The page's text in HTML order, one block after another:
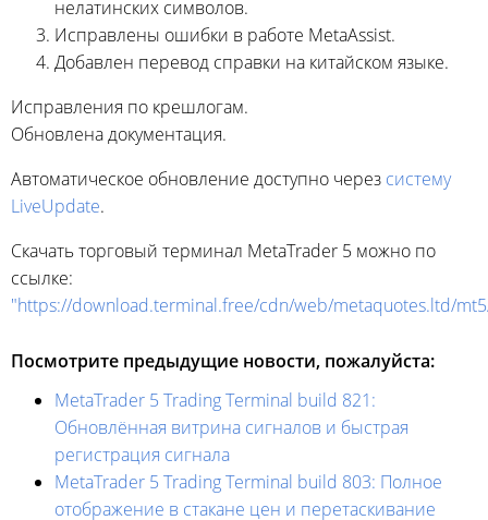
нелатинских символов.
Исправлены ошибки в работе MetaAssist.
Добавлен перевод справки на китайском языке.
Исправления по крешлогам.
Обновлена документация.
Автоматическое обновление доступно через систему
LiveUpdate.
Скачать торговый терминал MetaTrader 5 можно по
ссылке:
"https://download.terminal.free/cdn/web/metaquotes.ltd/
Посмотрите предыдущие новости, пожалуйста:
MetaTrader 5 Trading Terminal build 821:
Обновлённая витрина сигналов и быстрая
регистрация сигнала
MetaTrader 5 Trading Terminal build 803: Полное
отображение в стакане цен и перетаскивание